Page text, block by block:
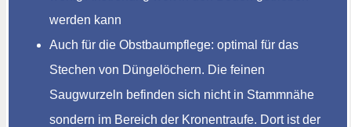
werden kann
Auch für die Obstbaumpflege: optimal für das
Stechen von Düngelöchern. Die feinen
Saugwurzeln befinden sich nicht in Stammnähe
sondern im Bereich der Kronentraufe. Dort ist der